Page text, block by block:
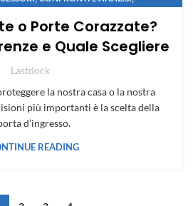
o Porte Corazzate?
e Quale Scegliere
Lastdock
la nostra casa o la nostra
più importanti è la scelta della
d’ingresso.
READING